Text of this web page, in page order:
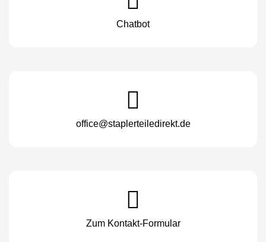
Chatbot
office@staplerteiledirekt.de
Zum Kontakt-Formular